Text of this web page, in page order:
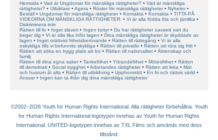
Hemsida Vad är Ungdomar för mänskliga rättigheter?
Vad är mänskliga
rättigheter?
Utbildare Agera Röster för mänskliga rättigheter
Nyheter
Beställ
Ungdomar för mänskliga rättigheter Kontakta Kontakta
TITTA PÅ
VIDEORNA OM MÄNSKLIGA RÄTTIGHETER:
Vi är alla födda fria och jämlika
Diskriminera inte
Rätten till liv
Inget slaveri Ingen tortyr
Du har rättigheter oavsett vart du
beger dig
Vi är alla lika inför lagen
Dina mänskliga rättigheter är skyddade av
lagen
Inget orättvist frihetsberövande Rätten till rättegång
Vi är alla
oskyldiga tills vi befunnits skyldiga
Rätten till privatliv
Rätten att röra sig fritt
Rätten att söka en trygg plats att bo
Rätten till nationalitet
Äktenskap och
familj
Rätten till dina egna saker
Tankefrihet Yttrandefrihet Mötesfrihet
Rätten
till demokrati
Social trygghet Arbetandes rättigheter Rätten att leka
Mat
och husrum åt alla
Rätten till utbildning Upphovsrätt
En fri och rättvis värld
Ansvar
Ingen kan ta ifrån dig dina mänskliga rättigheter
©2002–2026 Youth for Human Rights International. Alla rättigheter förbehållna. Youth
for Human Rights International-logotypen innehas av Youth for Human Rights
International. UNITED-logotypen innehas av TXL Films och används med dess
tillstånd.